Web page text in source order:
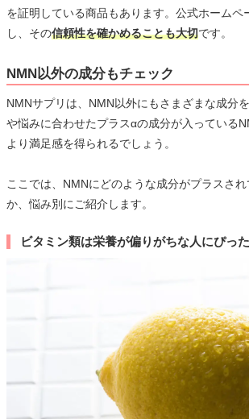
を証明している商品もあります。公式ホームペ
し、その信頼性を確かめることも大切です。
NMN以外の成分もチェック
NMNサプリは、NMN以外にもさまざまな成分
や悩みに合わせたプラスαの成分が入っている
より満足感を得られるでしょう。
ここでは、NMNにどのような成分がプラスさ
か、悩み別にご紹介します。
ビタミン類は栄養が偏りがちな人にぴっ